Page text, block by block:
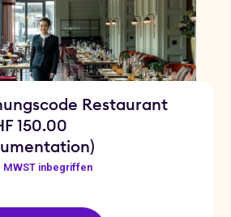
Restaurant
150.00
MWST inbegriffen